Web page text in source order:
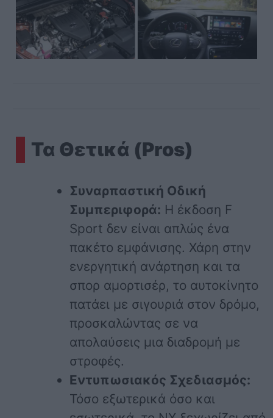
Τα Θετικά (Pros)
Συναρπαστική Οδική
Συμπεριφορά: Η έκδοση F
Sport δεν είναι απλώς ένα
πακέτο εμφάνισης. Χάρη στην
ενεργητική ανάρτηση και τα
σπορ αμορτισέρ, το αυτοκίνητο
πατάει με σιγουριά στον δρόμο,
προσκαλώντας σε να
απολαύσεις μια διαδρομή με
στροφές.
Εντυπωσιακός Σχεδιασμός:
Τόσο εξωτερικά όσο και